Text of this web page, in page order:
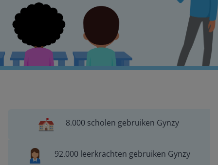
8.000 scholen gebruiken Gynzy
92.000 leerkrachten gebruiken Gynzy